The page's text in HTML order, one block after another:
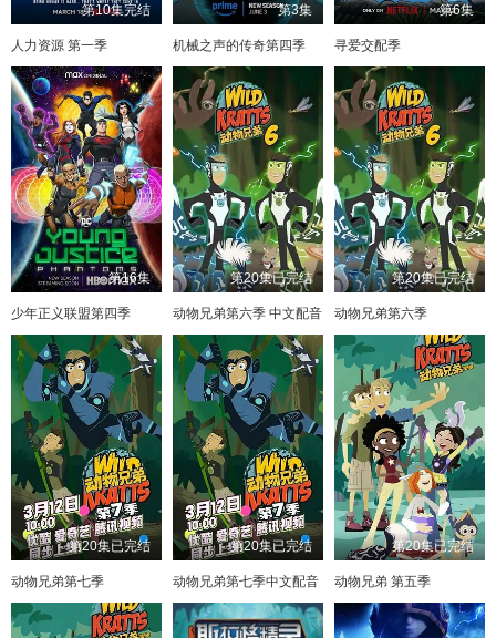
第10集完结
人力资源 第一季
第3集
机械之声的传奇第四季
第6集
寻爱交配季
第16集
少年正义联盟第四季
第20集已完结
动物兄弟第六季 中文配音
第20集已完结
动物兄弟第六季
第20集已完结
动物兄弟第七季
第20集已完结
动物兄弟第七季中文配音
第20集已完结
动物兄弟 第五季